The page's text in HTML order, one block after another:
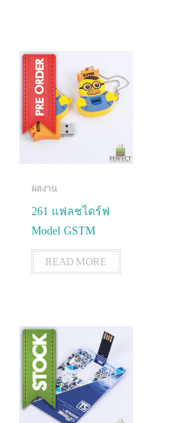
ผลงาน
261 แฟลชไดร์ฟ
Model GSTM
READ MORE